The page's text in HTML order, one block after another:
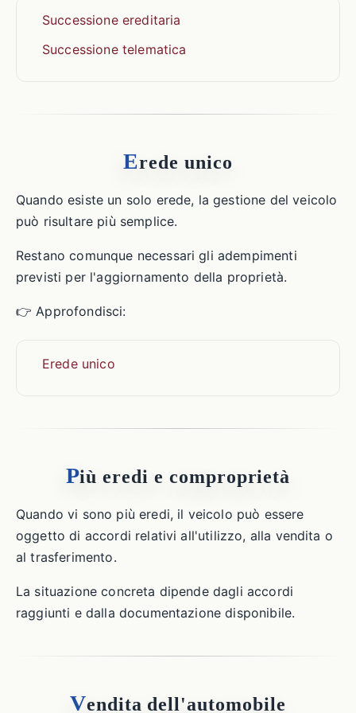
Successione ereditaria
Successione telematica
Erede unico
Quando esiste un solo erede, la gestione del veicolo
può risultare più semplice.
Restano comunque necessari gli adempimenti
previsti per l'aggiornamento della proprietà.
👉 Approfondisci:
Erede unico
Più eredi e comproprietà
Quando vi sono più eredi, il veicolo può essere
oggetto di accordi relativi all'utilizzo, alla vendita o
al trasferimento.
La situazione concreta dipende dagli accordi
raggiunti e dalla documentazione disponibile.
Vendita dell'automobile